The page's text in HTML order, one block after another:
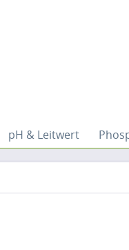
pH & Leitwert